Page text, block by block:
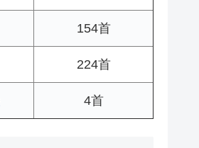
154首
224首
4首